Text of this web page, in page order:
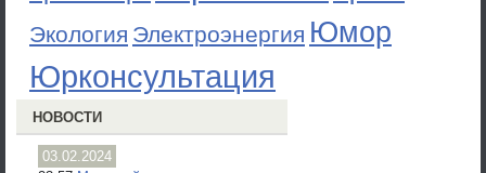
Экология Электроэнергия Юмор
Юрконсультация
НОВОСТИ
03.02.2024